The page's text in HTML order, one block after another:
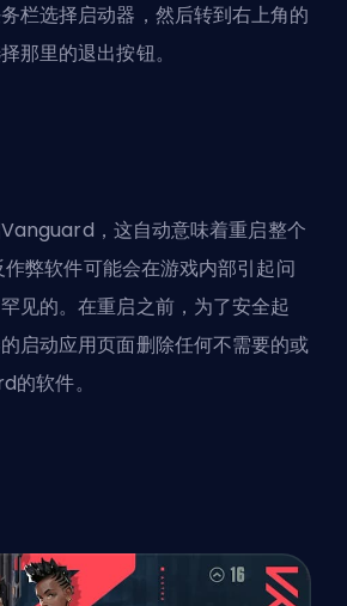
栏选择启动器，然后转到右上角的
那里的退出按钮。
，这自动意味着重启整个
弊软件可能会在游戏内部引起问
见的。在重启之前，为了安全起
启动应用页面删除任何不需要的或
软件。